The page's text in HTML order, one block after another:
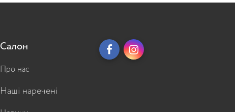
Салон
Про нас
Наші наречені